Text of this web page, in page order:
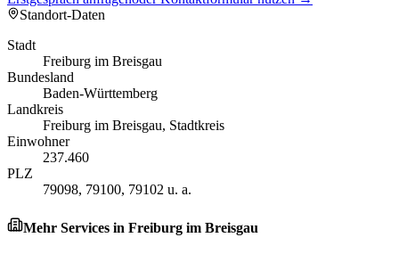
Standort-Daten
Stadt
Freiburg im Breisgau
Bundesland
Baden-Württemberg
Landkreis
Freiburg im Breisgau, Stadtkreis
Einwohner
237.460
PLZ
79098, 79100, 79102 u. a.
Mehr Services in Freiburg im Breisgau